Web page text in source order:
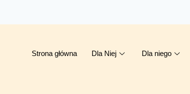
Strona główna Dla Niej Dla niego